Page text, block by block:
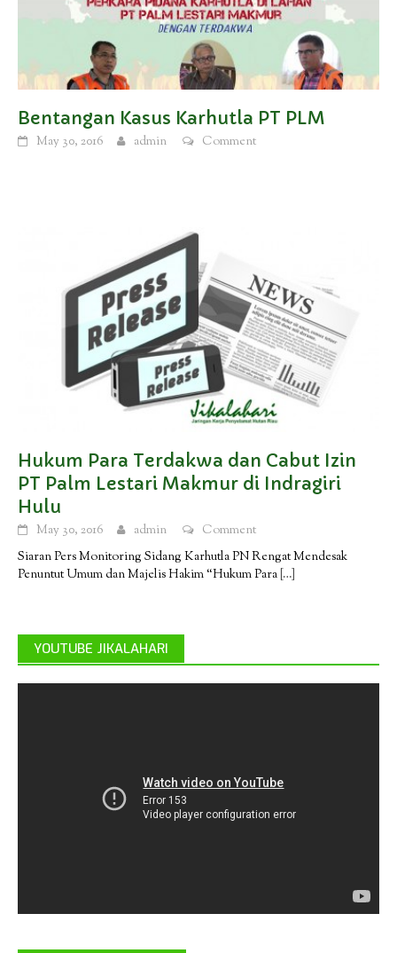
Bentangan Kasus Karhutla PT PLM
May 30, 2016 admin Comment
Hukum Para Terdakwa dan Cabut Izin
PT Palm Lestari Makmur di Indragiri
Hulu
May 30, 2016 admin
Comment
Siaran Pers Monitoring Sidang Karhutla PN Rengat Mendesak
Penuntut Umum dan Majelis Hakim “Hukum Para […]
YOUTUBE JIKALAHARI